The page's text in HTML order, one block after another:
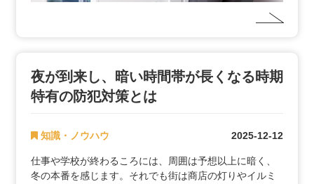
夜が到来し、暗い時間帯が長くなる時期
特有の防犯対策とは
知識・ノウハウ 2025-12-12
仕事や学校が終わるころには、周囲は予想以上に暗く、
冬の本番を感じます。それでも街は商店の灯りやイルミ